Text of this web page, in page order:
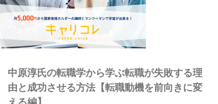
中原淳氏の転職学から学ぶ転職が失敗する理
由と成功させる方法【転職動機を前向きに変